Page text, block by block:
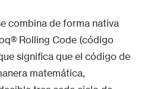
combina de forma nativa
Rolling Code (código
significa que el código de
matemática,